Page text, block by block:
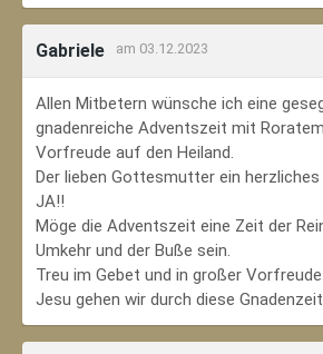
Gabriele am 03.12.2023
Allen Mitbetern wünsche ich eine
gnadenreiche Adventszeit mit
Vorfreude auf den Heiland.
Der lieben Gottesmutter ein
JA!!
Möge die Adventszeit eine Zeit der
Umkehr und der Buße sein.
Treu im Gebet und in großer
Jesu gehen wir durch diese